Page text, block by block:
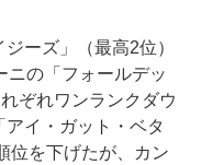
ーズ」（最高2位）
ニの「フォールデッ
ぞれワンランクダウ
イ・ガット・ベタ
位を下げたが、カン